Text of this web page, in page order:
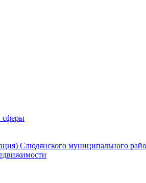
сферы
Слюдянского муниципального